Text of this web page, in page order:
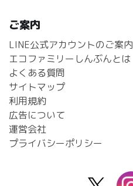
ご案内
LINE公式アカウントのご案内
エコファミリーしんぶんとは
よくある質問
サイトマップ
利用規約
広告について
運営会社
プライバシーポリシー